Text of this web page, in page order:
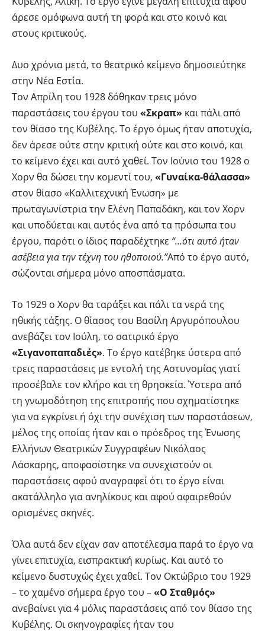
άρεσε ομόφωνα αυτή τη φορά και στο κοινό και
στους κριτικούς.
Δυο χρόνια μετά, το θεατρικό κείμενο δημοσιεύτηκε
στην Νέα Εστία.
Τον Απρίλη του 1928 δόθηκαν τρεις μόνο
παραστάσεις του έργου του «Σκραπ» και πάλι από
τον θίασο της Κυβέλης. Το έργο όμως ήταν αποτυχία,
δεν άρεσε ούτε στην κριτική ούτε και στο κοινό, και
το κείμενο έχει και αυτό χαθεί. Τον Ιούνιο του 1928 ο
Χορν θα δώσει την κομεντί του, «Γυναίκα-θάλασσα»
στον θίασο «Καλλιτεχνική Ένωση» με
πρωταγωνίστρια την Ελένη Παπαδάκη, και τον Χορν
και υποδύεται και αυτός ένα από τα πρόσωπα του
έργου, παρότι ο ίδιος παραδέχτηκε “…ότι αυτό ήταν
ασέβεια για την τέχνη του ηθοποιού.”Από το έργο αυτό,
σώζονται σήμερα μόνο αποσπάσματα.
Το 1929 ο Χορν θα ταράξει και πάλι τα νερά της
ηθικής τάξης. Ο θίασος του Βασίλη Αργυρόπουλου
ανεβάζει τον Ιούλη, το σατιρικό έργο
«Σιγανοπαπαδιές». Το έργο κατέβηκε ύστερα από
τρεις παραστάσεις με εντολή της Αστυνομίας γιατί
προσέβαλε τον κλήρο και τη θρησκεία. Ύστερα από
τη γνωμοδότηση της επιτροπής που σχηματίστηκε
για να εγκρίνει ή όχι την συνέχιση των παραστάσεων,
μέλος της οποίας ήταν και ο πρόεδρος της Ένωσης
Ελλήνων Θεατρικών Συγγραφέων Νικόλαος
Λάσκαρης, αποφασίστηκε να συνεχιστούν οι
παραστάσεις αφού αναγραφεί ότι το έργο είναι
ακατάλληλο για ανηλίκους και αφού αφαιρεθούν
ορισμένες σκηνές.
Όλα αυτά δεν είχαν σαν αποτέλεσμα παρά το έργο να
γίνει επιτυχία, εισπρακτική κυρίως. Και αυτό το
κείμενο δυστυχώς έχει χαθεί. Τον Οκτώβριο του 1929
– το χαμένο σήμερα έργο του –«Ο Σταθμός»
ανεβαίνει για 4 μόλις παραστάσεις από τον θίασο της
Κυβέλης. Οι σκηνογραφίες ήταν του